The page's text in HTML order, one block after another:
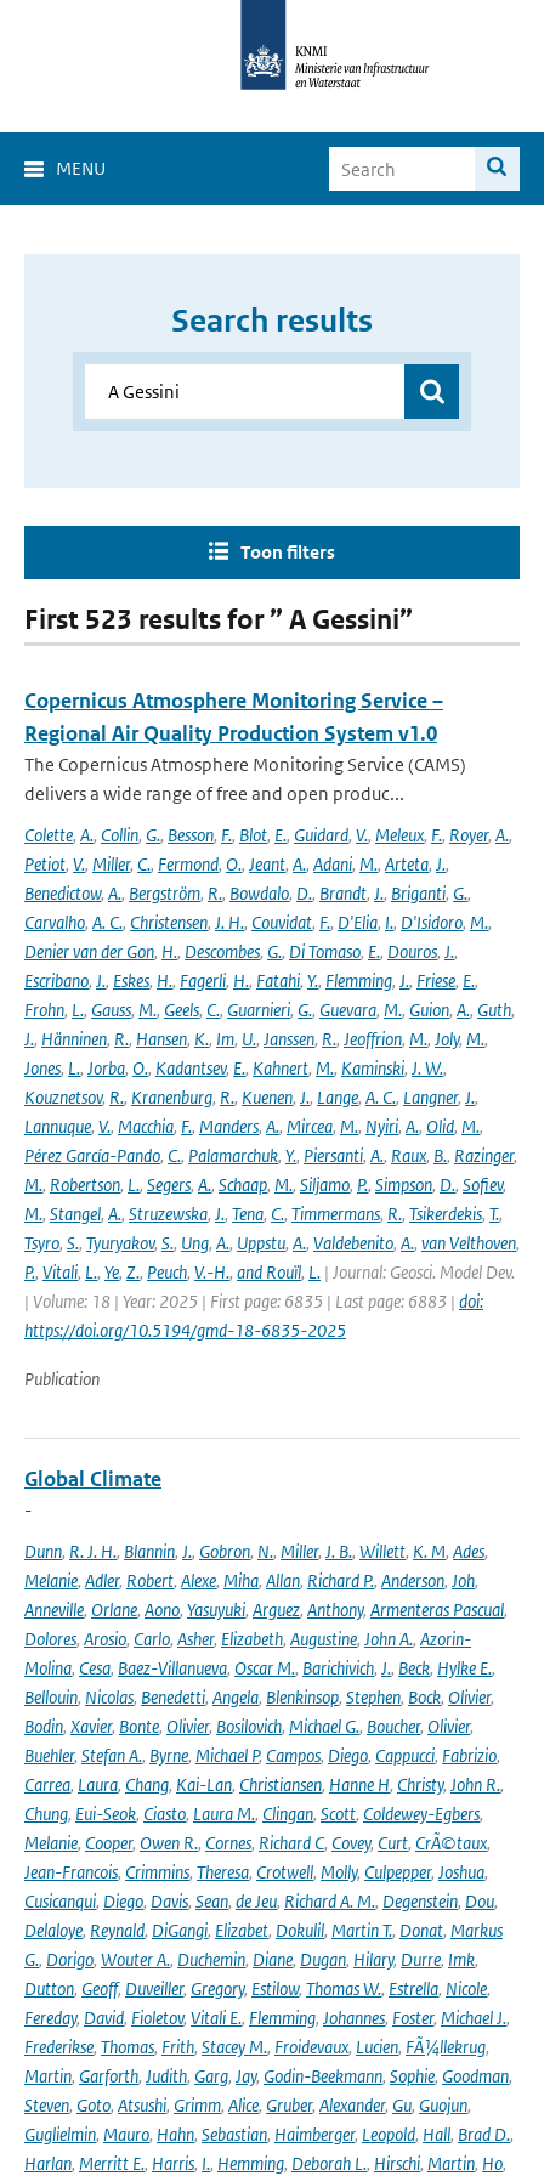
MENU
Search results
Toon filters
First 523 results for ” A Gessini”
Copernicus Atmosphere Monitoring Service –
Regional Air Quality Production System v1.0
The Copernicus Atmosphere Monitoring Service (CAMS)
delivers a wide range of free and open produc...
Colette, A., Collin, G., Besson, F., Blot, E., Guidard, V., Meleux, F., Royer, A.,
Petiot, V., Miller, C., Fermond, O., Jeant, A., Adani, M., Arteta, J.,
Benedictow, A., Bergström, R., Bowdalo, D., Brandt, J., Briganti, G.,
Carvalho, A. C., Christensen, J. H., Couvidat, F., D'Elia, I., D'Isidoro, M.,
Denier van der Gon, H., Descombes, G., Di Tomaso, E., Douros, J.,
Escribano, J., Eskes, H., Fagerli, H., Fatahi, Y., Flemming, J., Friese, E.,
Frohn, L., Gauss, M., Geels, C., Guarnieri, G., Guevara, M., Guion, A., Guth,
J., Hänninen, R., Hansen, K., Im, U., Janssen, R., Jeoffrion, M., Joly, M.,
Jones, L., Jorba, O., Kadantsev, E., Kahnert, M., Kaminski, J. W.,
Kouznetsov, R., Kranenburg, R., Kuenen, J., Lange, A. C., Langner, J.,
Lannuque, V., Macchia, F., Manders, A., Mircea, M., Nyiri, A., Olid, M.,
Pérez García-Pando, C., Palamarchuk, Y., Piersanti, A., Raux, B., Razinger,
M., Robertson, L., Segers, A., Schaap, M., Siljamo, P., Simpson, D., Sofiev,
M., Stangel, A., Struzewska, J., Tena, C., Timmermans, R., Tsikerdekis, T.,
Tsyro, S., Tyuryakov, S., Ung, A., Uppstu, A., Valdebenito, A., van Velthoven,
P., Vitali, L., Ye, Z., Peuch, V.-H., and Rouïl, L. | Journal: Geosci. Model Dev.
| Volume: 18 | Year: 2025 | First page: 6835 | Last page: 6883 | doi:
https://doi.org/10.5194/gmd-18-6835-2025
Publication
Global Climate
-
Dunn, R. J. H., Blannin, J., Gobron, N., Miller, J. B., Willett, K. M, Ades,
Melanie, Adler, Robert, Alexe, Miha, Allan, Richard P., Anderson, Joh,
Anneville, Orlane, Aono, Yasuyuki, Arguez, Anthony, Armenteras Pascual,
Dolores, Arosio, Carlo, Asher, Elizabeth, Augustine, John A., Azorin-
Molina, Cesa, Baez-Villanueva, Oscar M., Barichivich, J., Beck, Hylke E.,
Bellouin, Nicolas, Benedetti, Angela, Blenkinsop, Stephen, Bock, Olivier,
Bodin, Xavier, Bonte, Olivier, Bosilovich, Michael G., Boucher, Olivier,
Buehler, Stefan A., Byrne, Michael P, Campos, Diego, Cappucci, Fabrizio,
Carrea, Laura, Chang, Kai-Lan, Christiansen, Hanne H, Christy, John R.,
Chung, Eui-Seok, Ciasto, Laura M., Clingan, Scott, Coldewey-Egbers,
Melanie, Cooper, Owen R., Cornes, Richard C, Covey, Curt, CrÃ©taux,
Jean-Francois, Crimmins, Theresa, Crotwell, Molly, Culpepper, Joshua,
Cusicanqui, Diego, Davis, Sean, de Jeu, Richard A. M., Degenstein, Dou,
Delaloye, Reynald, DiGangi, Elizabet, Dokulil, Martin T., Donat, Markus
G., Dorigo, Wouter A., Duchemin, Diane, Dugan, Hilary, Durre, Imk,
Dutton, Geoff, Duveiller, Gregory, Estilow, Thomas W., Estrella, Nicole,
Fereday, David, Fioletov, Vitali E., Flemming, Johannes, Foster, Michael J.,
Frederikse, Thomas, Frith, Stacey M., Froidevaux, Lucien, FÃ¼llekrug,
Martin, Garforth, Judith, Garg, Jay, Godin-Beekmann, Sophie, Goodman,
Steven, Goto, Atsushi, Grimm, Alice, Gruber, Alexander, Gu, Guojun,
Guglielmin, Mauro, Hahn, Sebastian, Haimberger, Leopold, Hall, Brad D.,
Harlan, Merritt E., Harris, I., Hemming, Deborah L., Hirschi, Martin, Ho,